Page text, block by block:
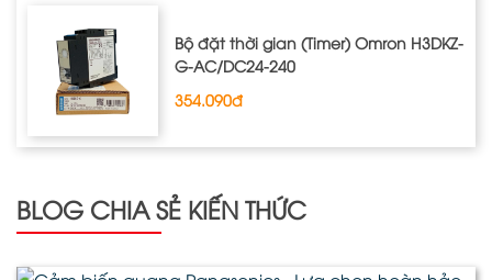
Bộ đặt thời gian (Timer) Omron H3DKZ‐
G‐AC/DC24‐240
354.090đ
BLOG CHIA SẺ KIẾN THỨC